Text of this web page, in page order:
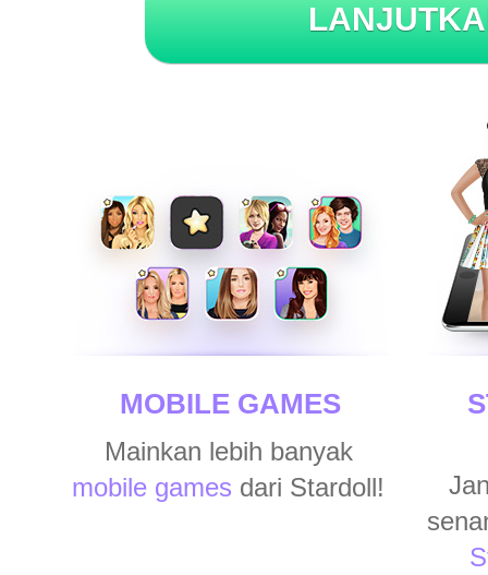
MOBILE GAMES
Mainkan lebih banyak
mobile games dari Stardoll!